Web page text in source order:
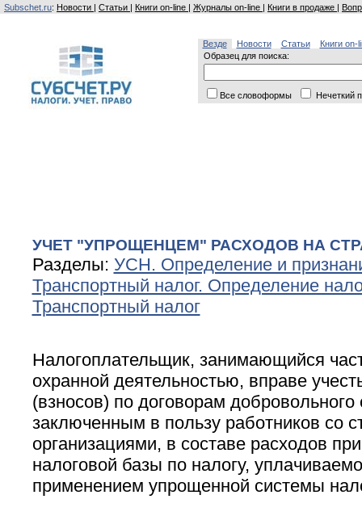
Subschet.ru: Новости | Статьи | Книги on-line | Журналы on-line | Книги в продаже |
Везде Новости Статьи
Книги on-
Образец для поиска:
Все словоформы Нечеткий
УЧЕТ "УПРОЩЕНЦЕМ" РАСХОДОВ НА
Разделы: УСН. Определение и
Транспортный налог. Определение
Транспортный налог
Налогоплательщик, занимающийся
охранной деятельностью, вправе
(взносов) по договорам добровольного
заключенным в пользу работников со
организациями, в составе расходов
налоговой базы по налогу,
применением упрощенной системы